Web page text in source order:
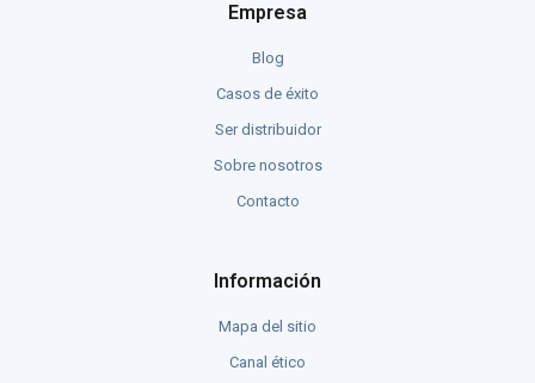
Empresa
Blog
Casos de éxito
Ser distribuidor
Sobre nosotros
Contacto
Información
Mapa del sitio
Canal ético